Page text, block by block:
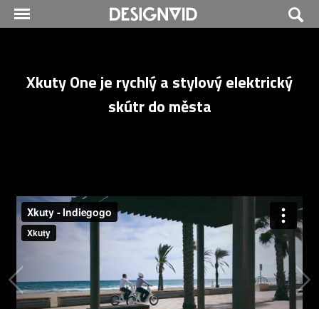
Xkuty One je rychlý a stylový elektrický
skútr do města